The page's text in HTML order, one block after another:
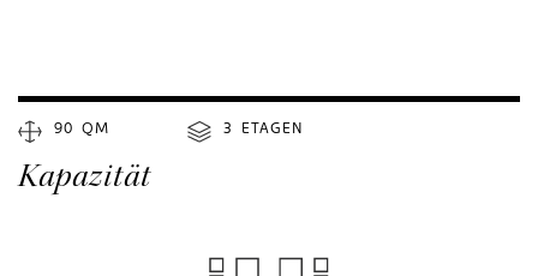
90 QM 3 ETAGEN
Kapazität